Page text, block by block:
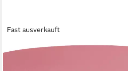
Fast ausverkauft
MATCHES21 HOME & HOBBY
Tischdecke Tischdecke Ø 130 cm in